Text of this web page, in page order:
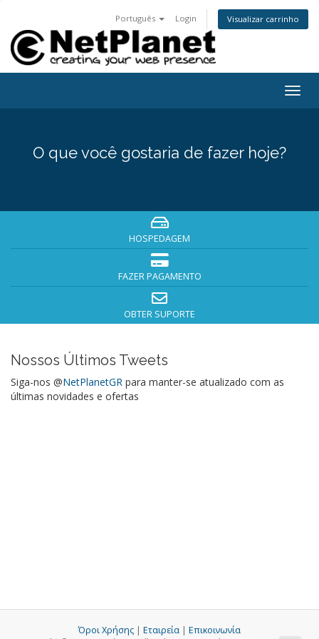
Português Login Visualizar carrinho
O que você gostaria de fazer hoje?
HOSPEDAGEM
FAZER PAGAMENTO
OBTER SUPORTE
Nossos Últimos Tweets
Siga-nos @NetPlanetGR para manter-se atualizado com as
últimas novidades e ofertas
Όροι Χρήσης | Εταιρεία | Επικοινωνία